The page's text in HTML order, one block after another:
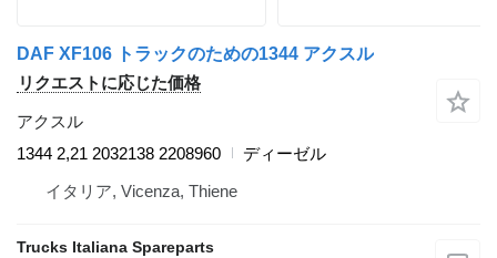
DAF XF106 トラックのための1344 アクスル
リクエストに応じた価格
アクスル
1344 2,21 2032138 2208960
ディーゼル
イタリア, Vicenza, Thiene
Trucks Italiana Spareparts